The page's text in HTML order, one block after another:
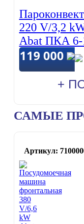
220 V/3,2
Abat ПКА
119 000
+
САМЫЕ
Артикул: